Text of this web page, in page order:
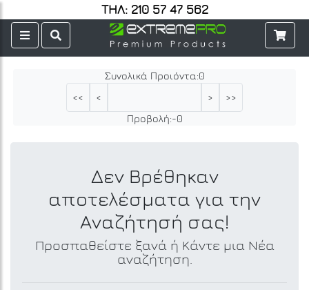
ΤΗΛ: 210 57 47 562
Συνολικά Προιόντα:0
<<
< >
>>
Προβολή:-0
Δεν Βρέθηκαν
αποτελέσματα για την
Αναζήτησή σας!
Προσπαθείστε ξανά ή Κάντε μια Νέα
αναζήτηση.